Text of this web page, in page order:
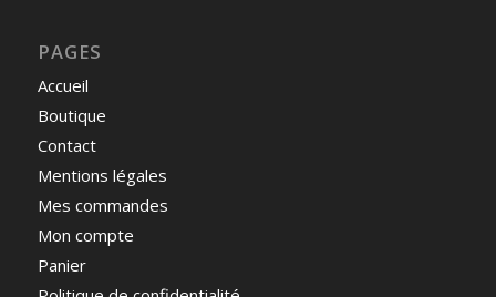
PAGES
Accueil
Boutique
Contact
Mentions légales
Mes commandes
Mon compte
Panier